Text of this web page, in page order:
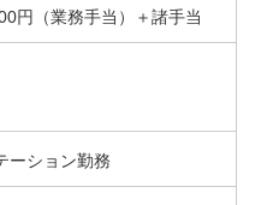
円（業務手当）＋諸手当
ーション勤務